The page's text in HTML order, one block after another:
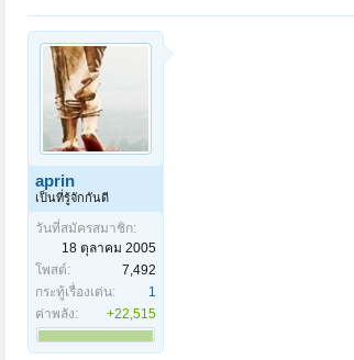
aprin
เป็นที่รู้จักกันดี
วันที่สมัครสมาชิก:
18 ตุลาคม 2005
โพสต์:
7,492
กระทู้เรื่องเด่น:
1
ค่าพลัง:
+22,515